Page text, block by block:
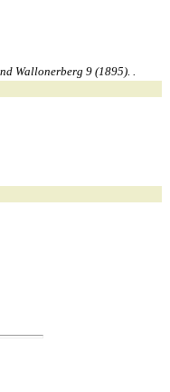
Wallonerberg 9 (1895). .